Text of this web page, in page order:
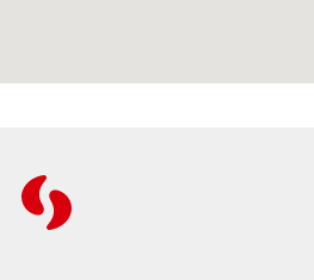
RFC